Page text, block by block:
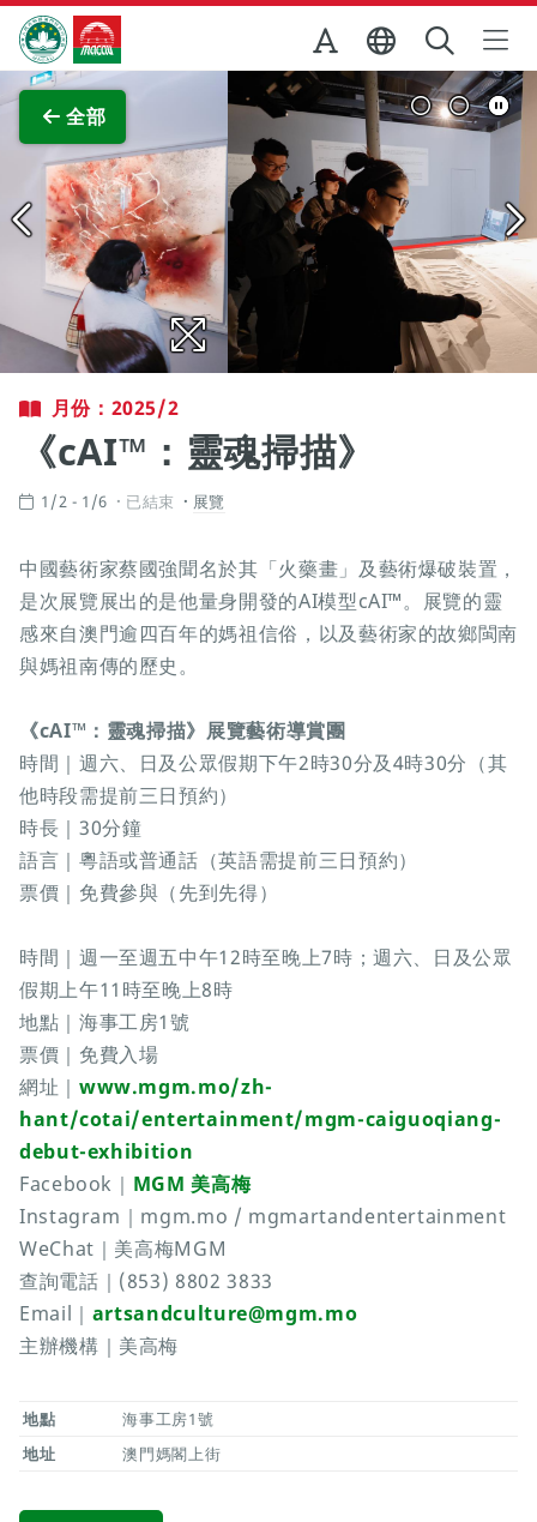
跳至主内容
澳門特別行政區政府旅遊局
全部
查看原圖
月份：2025/2
《cAI™：靈魂掃描》
1/2 - 1/6 已結束 展覽
中國藝術家蔡國強聞名於其「火藥畫」及藝術爆破裝置，
是次展覽展出的是他量身開發的AI模型cAI™。展覽的靈
感來自澳門逾四百年的媽祖信俗，以及藝術家的故鄉閩南
與媽祖南傳的歷史。
《cAI™：靈魂掃描》展覽藝術導賞團
時間｜週六、日及公眾假期下午2時30分及4時30分（其
他時段需提前三日預約）
時長｜30分鐘
語言｜粵語或普通話（英語需提前三日預約）
票價｜免費參與（先到先得）
時間｜週一至週五中午12時至晚上7時；週六、日及公眾
假期上午11時至晚上8時
地點｜海事工房1號
票價｜免費入場
網址｜ www.mgm.mo/zh-
hant/cotai/entertainment/mgm-caiguoqiang-
debut-exhibition
Facebook｜ MGM 美高梅
Instagram｜mgm.mo / mgmartandentertainment
WeChat｜美高梅MGM
查詢電話｜(853) 8802 3833
Email｜ artsandculture@mgm.mo
主辦機構｜美高梅
地點
海事工房1號
地址
澳門媽閣上街